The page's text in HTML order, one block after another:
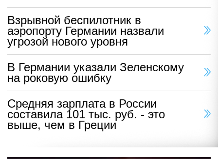
Взрывной беспилотник в
аэропорту Германии назвали
угрозой нового уровня
В Германии указали Зеленскому
на роковую ошибку
Средняя зарплата в России
составила 101 тыс. руб. - это
выше, чем в Греции